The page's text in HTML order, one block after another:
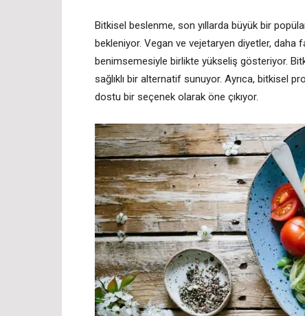
Bitkisel beslenme, son yıllarda büyük bir
bekleniyor. Vegan ve vejetaryen diyetler, daha
benimsemesiyle birlikte yükseliş gösteriyor.
sağlıklı bir alternatif sunuyor. Ayrıca, bitkisel
dostu bir seçenek olarak öne çıkıyor.